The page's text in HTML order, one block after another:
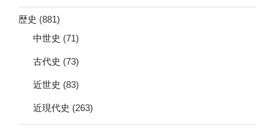
歴史 (881)
中世史 (71)
古代史 (73)
近世史 (83)
近現代史 (263)